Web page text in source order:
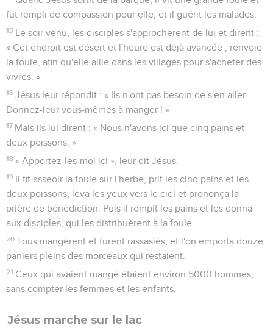
fut rempli de compassion pour elle, et il guérit les malades.
15 Le soir venu, les disciples s'approchèrent de lui et dirent :
« Cet endroit est désert et l'heure est déjà avancée ; renvoie
la foule, afin qu'elle aille dans les villages pour s'acheter des
vivres. »
16 Jésus leur répondit : « Ils n'ont pas besoin de s'en aller.
Donnez-leur vous-mêmes à manger ! »
17 Mais ils lui dirent : « Nous n'avons ici que cinq pains et
deux poissons. »
18 « Apportez-les-moi ici », leur dit Jésus.
19 Il fit asseoir la foule sur l'herbe, prit les cinq pains et les
deux poissons, leva les yeux vers le ciel et prononça la
prière de bénédiction. Puis il rompit les pains et les donna
aux disciples, qui les distribuèrent à la foule.
20 Tous mangèrent et furent rassasiés, et l'on emporta douze
paniers pleins des morceaux qui restaient.
21 Ceux qui avaient mangé étaient environ 5000 hommes,
sans compter les femmes et les enfants.
Jésus marche sur le lac